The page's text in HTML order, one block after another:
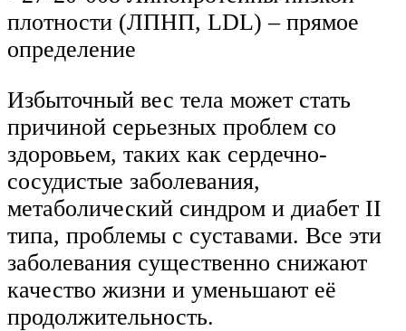
плотности (ЛПНП, LDL) – прямое
определение
Избыточный вес тела может стать
причиной серьезных проблем со
здоровьем, таких как сердечно-
сосудистые заболевания,
метаболический синдром и диабет II
типа, проблемы с суставами. Все эти
заболевания существенно снижают
качество жизни и уменьшают её
продолжительность.